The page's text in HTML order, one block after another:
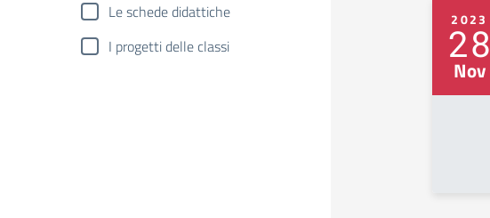
Le schede didattiche
I progetti delle classi
2023
28
Nov